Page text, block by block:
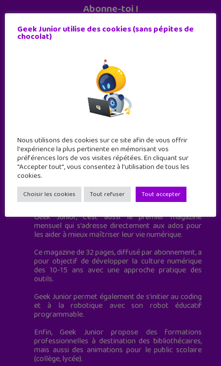
Abonne-toi !
11 numéros par an
Geek Junior est le premier site de culture numérique
à destination des adolescents.
Geek Junior, c’est aussi le premier magazine
mensuel qui s’adresse directement aux ados pour
les aider à mieux maîtriser leur vie numérique.
Ce magazine de 32 pages, diffusé par abonnement, a
pour objectif de développer la culture numérique
des 10-15 ans avec une approche pratique des
outils.
Geek Junior permet également de s'initier au coding
et à la robotique avec son robot éducatif
programmable.
Enfin, Geek Junior propose des formations
professionnelles à destination des bibliothécaires,
mais aussi des animations pour le public scolaire
(collège, lycée).
Geek Junior utilise des cookies (sans pépites de
chocolat)
Nous utilisons des cookies sur ce site afin de vous offrir
l'expérience la plus pertinente en mémorisant vos
préférences lors de vos visites répétées. En cliquant sur
"Accepter tout", vous consentez à l'utilisation de tous les
cookies.
Choisir les cookies Tout refuser Tout accepter